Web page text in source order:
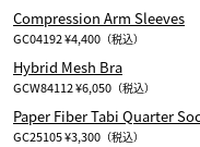
Compression Arm Sleeves
GC04192 ¥4,400 （税込）
Hybrid Mesh Bra
GCW84112 ¥6,050 （税込）
Paper Fiber Tabi Quarter
GC25105 ¥3,300 （税込）